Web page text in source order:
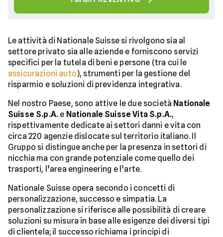
Le attività di Nationale Suisse si rivolgono sia al
settore privato sia alle aziende e forniscono servizi
specifici per la tutela di beni e persone (tra cui le
assicurazioni auto), strumenti per la gestione del
risparmio e soluzioni di previdenza integrativa.
Nel nostro Paese, sono attive le due società Nationale
Suisse S.p.A. e Nationale Suisse Vita S.p.A.,
rispettivamente dedicate ai settori danni e vita con
circa 220 agenzie dislocate sul territorio italiano. Il
Gruppo si distingue anche per la presenza in settori di
nicchia ma con grande potenziale come quello dei
trasporti, l’area engineering e l’arte.
Nationale Suisse opera secondo i concetti di
personalizzazione, successo e simpatia. La
personalizzazione si riferisce alle possibilità di creare
soluzioni su misura in base alle esigenze dei diversi tipi
di clientela; il successo richiama i principi di